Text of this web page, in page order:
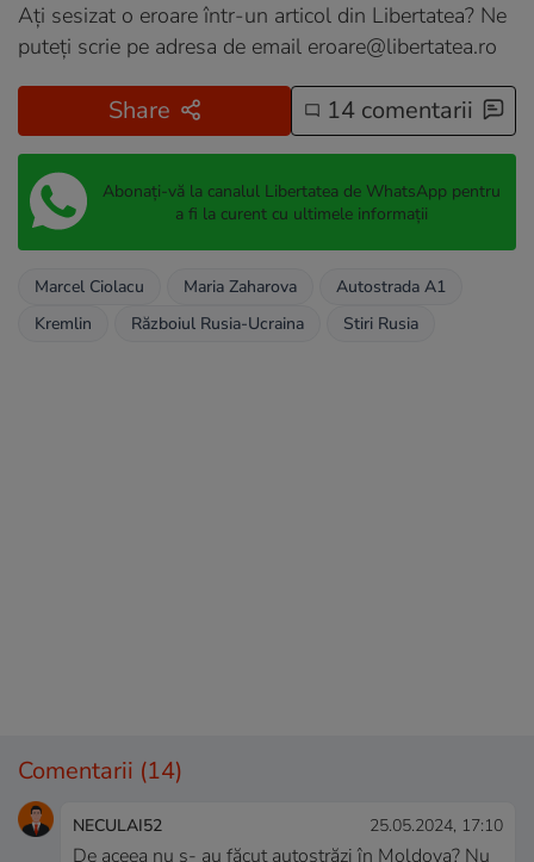
Ați sesizat o eroare într-un articol din Libertatea? Ne
puteți scrie pe adresa de email eroare@libertatea.ro
Share 14 comentarii
Abonați-vă la canalul Libertatea de WhatsApp pentru
a fi la curent cu ultimele informații
Marcel Ciolacu Maria Zaharova
Autostrada A1
Kremlin
Războiul Rusia-Ucraina Stiri Rusia
Comentarii (14)
NECULAI52 25.05.2024, 17:10
De aceea nu s- au făcut autostrăzi în Moldova? Nu